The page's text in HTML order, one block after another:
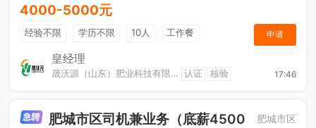
4000-5000元
经验不限 学历不限 10人
工作餐
奖励计划
节日福利
申请
皇经理
晟沃源（山东）肥业科技有限公司 认证 核验 17:46
肥城市区司机兼业务（底薪4500
肥城市区